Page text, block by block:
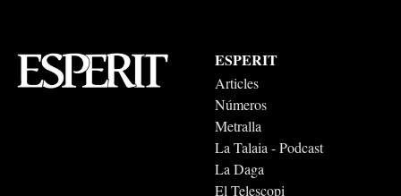
ESPERIT
Articles
Números
Metralla
La Talaia - Podcast
La Daga
El Telescopi